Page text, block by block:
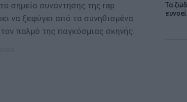
Τα
σημείο συνάντησης της rap
να ξεφύγει από τα συνηθισμένα
παλμό της παγκόσμιας σκηνής.